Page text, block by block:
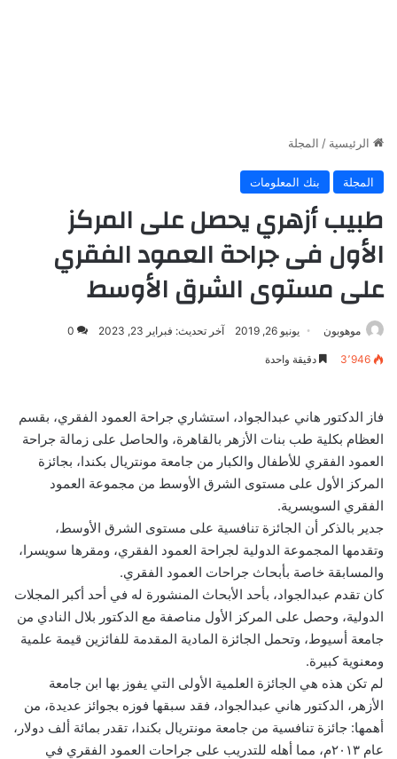
الرئيسية / المجلة
المجلة بنك المعلومات
طبيب أزهري يحصل على المركز
الأول فى جراحة العمود الفقري
على مستوى الشرق الأوسط
موهوبون يونيو 26, 2019 آخر تحديث: فبراير 23, 2023 0
3٬946 دقيقة واحدة
فاز الدكتور هاني عبدالجواد، استشاري جراحة العمود الفقري، بقسم
العظام بكلية طب بنات الأزهر بالقاهرة، والحاصل على زمالة جراحة
العمود الفقري للأطفال والكبار من جامعة مونتريال بكندا، بجائزة
المركز الأول على مستوى الشرق الأوسط من مجموعة العمود
الفقري السويسرية.
جدير بالذكر أن الجائزة تنافسية على مستوى الشرق الأوسط،
وتقدمها المجموعة الدولية لجراحة العمود الفقري، ومقرها سويسرا،
والمسابقة خاصة بأبحاث جراحات العمود الفقري.
كان تقدم عبدالجواد، بأحد الأبحاث المنشورة له في أحد أكبر المجلات
الدولية، وحصل على المركز الأول مناصفة مع الدكتور بلال النادي من
جامعة أسيوط، وتحمل الجائزة المادية المقدمة للفائزين قيمة علمية
ومعنوية كبيرة.
لم تكن هذه هي الجائزة العلمية الأولى التي يفوز بها ابن جامعة
الأزهر، الدكتور هاني عبدالجواد، فقد سبقها فوزه بجوائز عديدة، من
أهمها: جائزة تنافسية من جامعة مونتريال بكندا، تقدر بمائة ألف دولار،
عام ٢٠١٣م، مما أهله للتدريب على جراحات العمود الفقري في